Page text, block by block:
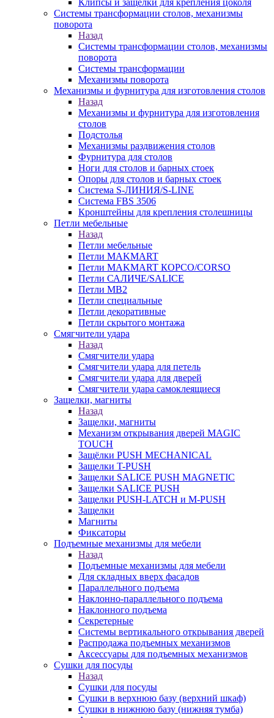
Клипсы и защелки для крепления цоколя
Системы трансформации столов, механизмы
поворота
Назад
Системы трансформации столов, механизмы
поворота
Системы трансформации
Механизмы поворота
Механизмы и фурнитура для изготовления столов
Назад
Механизмы и фурнитура для изготовления
столов
Подстолья
Механизмы раздвижения столов
Фурнитура для столов
Ноги для столов и барных стоек
Опоры для столов и барных стоек
Система S-ЛИНИЯ/S-LINE
Система FBS 3506
Кронштейны для крепления столешницы
Петли мебельные
Назад
Петли мебельные
Петли MAKMART
Петли MAKMART КОРСО/CORSO
Петли САЛИЧЕ/SALICE
Петли MB2
Петли специальные
Петли декоративные
Петли скрытого монтажа
Смягчители удара
Назад
Смягчители удара
Смягчители удара для петель
Смягчители удара для дверей
Cмягчители удара самоклеящиеся
Защелки, магниты
Назад
Защелки, магниты
Механизм открывания дверей MAGIC
TOUCH
Защёлки PUSH MECHANICAL
Защелки T-PUSH
Защелки SALICE PUSH MAGNETIC
Защелки SALICE PUSH
Защелки PUSH-LATCH и M-PUSH
Защелки
Магниты
Фиксаторы
Подъемные механизмы для мебели
Назад
Подъемные механизмы для мебели
Для складных вверх фасадов
Параллельного подъема
Наклонно-параллельного подъема
Наклонного подъема
Секретерные
Системы вертикального открывания дверей
Распродажа подъемных механизмов
Аксессуары для подъемных механизмов
Сушки для посуды
Назад
Сушки для посуды
Сушки в верхнюю базу (верхний шкаф)
Сушки в нижнюю базу (нижняя тумба)